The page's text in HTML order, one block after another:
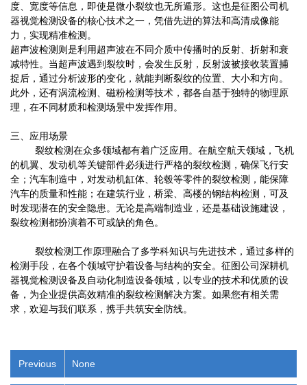
度、宽度等信息，即使是微小裂纹也无所遁形。这也是征图公司机
器视觉检测设备的核心技术之一，凭借先进的算法和高清成像能
力，实现精准检测。
超声波检测则是利用超声波在不同介质中传播时的反射、折射和衰
减特性。当超声波遇到裂纹时，会发生反射，反射波被接收装置捕
捉后，通过分析波形的变化，就能判断裂纹的位置、大小和方向。
此外，还有涡流检测、磁粉检测等技术，都各自基于独特的物理原
理，在不同材质和检测场景中发挥作用。
三、应用场景
裂纹检测在众多领域都有着广泛应用。在航空航天领域，飞机
的机翼、发动机等关键部件必须进行严格的裂纹检测，确保飞行安
全；汽车制造中，对发动机缸体、轮毂等零件的裂纹检测，能保障
汽车的质量和性能；在建筑行业，桥梁、高楼的钢结构检测，可及
时发现潜在的安全隐患。无论是高端制造业，还是基础设施建设，
裂纹检测都扮演着不可或缺的角色。
裂纹检测工作原理融合了多学科知识与先进技术，通过多样的
检测手段，在各个领域守护着设备与结构的安全。征图公司深耕机
器视觉检测设备及自动化制造设备领域，以专业的技术和优质的设
备，为企业提供高效精准的裂纹检测解决方案。如果您有相关需
求，欢迎与我们联系，携手共筑安全防线。
Previous None